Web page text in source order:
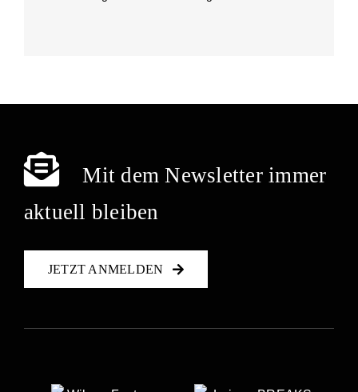
Mit dem Newsletter immer
aktuell bleiben
JETZT ANMELDEN